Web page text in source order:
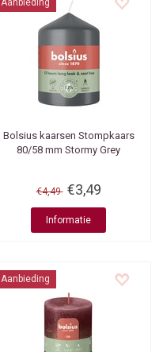
Aanbieding
Bolsius kaarsen Stompkaars
80/58 mm Stormy Grey
€4,49 €3,49
Informatie
Aanbieding